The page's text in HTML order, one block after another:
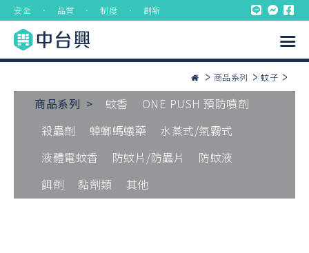
安全 ． 品質 ． 制度 ． 創新
商品系列 蚊子
商品系列 > 蚊香
ONE PUSH 預防噴劑
殺蟲劑
蟑螂螞蟻藥
水蒸式/氣霧式
液體電蚊香
防蚊片/防蟲片
防蚊液
餌劑
黏劑類 其他